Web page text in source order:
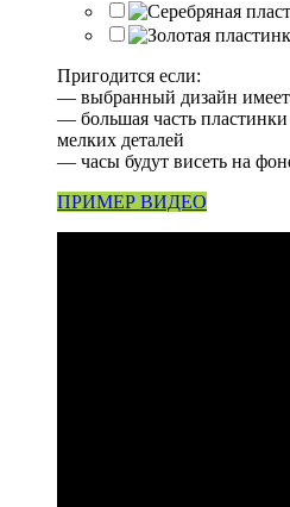
Пригодится если:
— выбранный дизайн
— большая часть
мелких деталей
— часы будут висеть на
ПРИМЕР ВИДЕО